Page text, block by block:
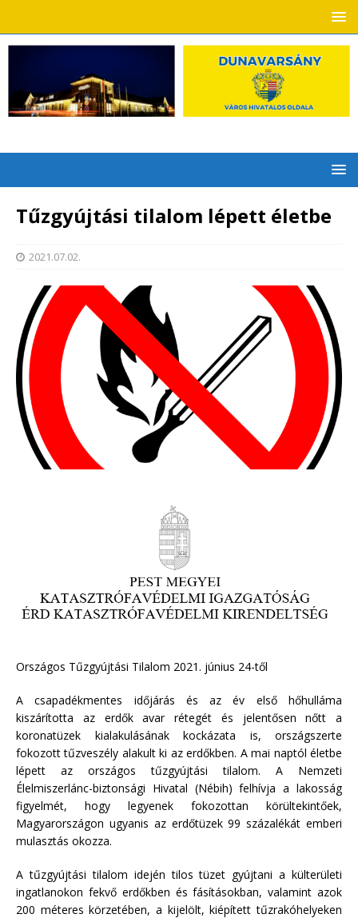
Tűzgyújtási tilalom lépett életbe
2021.07.02.
Országos Tűzgyújtási Tilalom 2021. június 24-től
A csapadékmentes időjárás és az év első hőhulláma
kiszárította az erdők avar rétegét és jelentősen nőtt a
koronatüzek kialakulásának kockázata is, országszerte
fokozott tűzveszély alakult ki az erdőkben. A mai naptól életbe
lépett az országos tűzgyújtási tilalom. A Nemzeti
Élelmiszerlánc-biztonsági Hivatal (Nébih) felhívja a lakosság
figyelmét, hogy legyenek fokozottan körültekintőek,
Magyarországon ugyanis az erdőtüzek 99 százalékát emberi
mulasztás okozza.
A tűzgyújtási tilalom idején tilos tüzet gyújtani a külterületi
ingatlanokon fekvő erdőkben és fásításokban, valamint azok
200 méteres körzetében, a kijelölt, kiépített tűzrakóhelyeken